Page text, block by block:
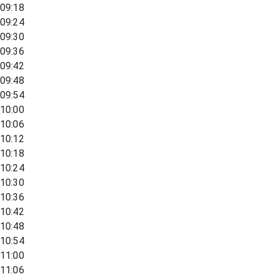
09:18
09:24
09:30
09:36
09:42
09:48
09:54
10:00
10:06
10:12
10:18
10:24
10:30
10:36
10:42
10:48
10:54
11:00
11:06